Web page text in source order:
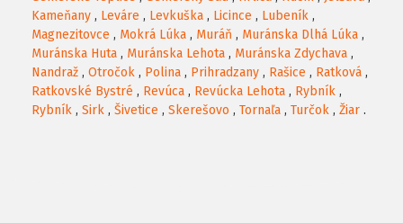
Kameňany , Leváre , Levkuška , Licince , Lubeník ,
Magnezitovce , Mokrá Lúka , Muráň , Muránska Dlhá Lúka ,
Muránska Huta , Muránska Lehota , Muránska Zdychava ,
Nandraž , Otročok , Polina , Prihradzany , Rašice , Ratková ,
Ratkovské Bystré , Revúca , Revúcka Lehota , Rybník ,
Rybník , Sirk , Šivetice , Skerešovo , Tornaľa , Turčok , Žiar .